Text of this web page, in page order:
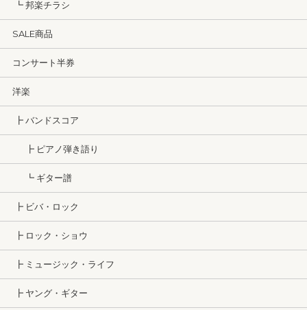
┗ 邦楽チラシ
SALE商品
コンサート半券
洋楽
┣ バンドスコア
┣ ピアノ弾き語り
┗ ギター譜
┣ ビバ・ロック
┣ ロック・ショウ
┣ ミュージック・ライフ
┣ ヤング・ギター